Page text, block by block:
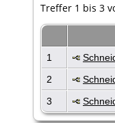
Treffer 1 bis 3
1
2
3